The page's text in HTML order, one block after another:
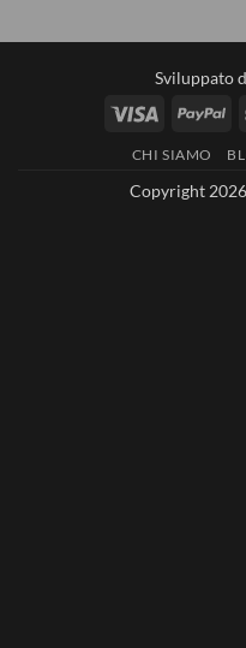
Sviluppato
Visa
CHI SIAMO
Copyright